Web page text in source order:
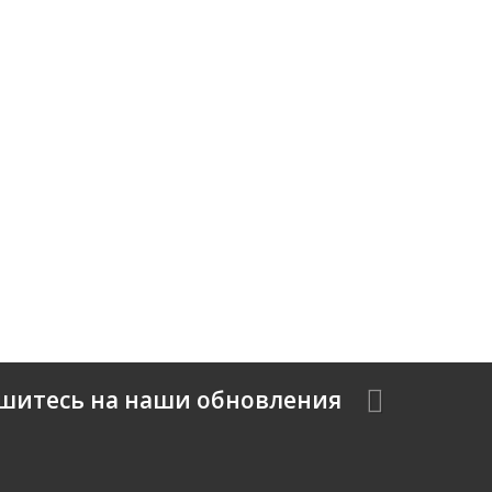
на наши обновления